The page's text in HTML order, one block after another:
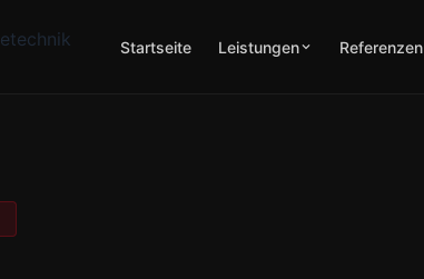
Startseite Leistungen Referenzen